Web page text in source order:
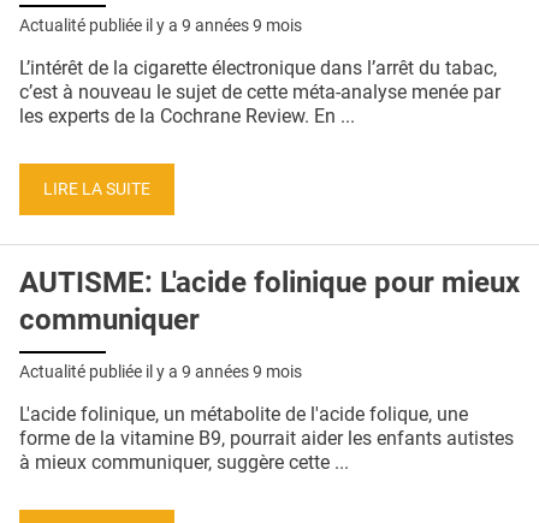
Actualité publiée il y a 9 années 9 mois
L’intérêt de la cigarette électronique dans l’arrêt du tabac,
c’est à nouveau le sujet de cette méta-analyse menée par
les experts de la Cochrane Review. En ...
LIRE LA SUITE
AUTISME: L'acide folinique pour mieux
communiquer
Actualité publiée il y a 9 années 9 mois
L'acide folinique, un métabolite de l'acide folique, une
forme de la vitamine B9, pourrait aider les enfants autistes
à mieux communiquer, suggère cette ...